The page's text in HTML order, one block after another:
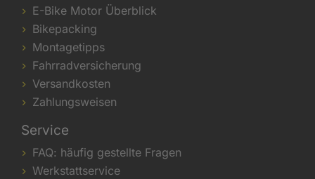
E-Bike Motor Überblick
Bikepacking
Montagetipps
Fahrradversicherung
Versandkosten
Zahlungsweisen
Service
FAQ: häufig gestellte Fragen
Werkstattservice